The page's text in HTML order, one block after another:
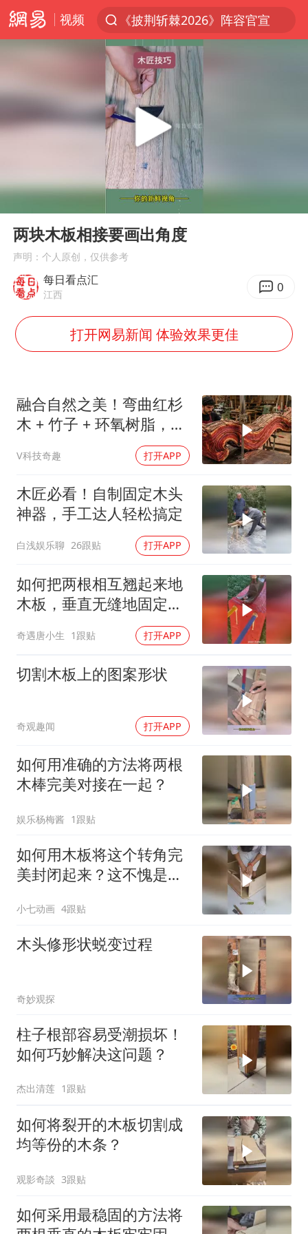
视频
《披荆斩棘2026》阵容官宣
杭州机场已取消航班388架次
白海豚北上或致京津冀暴雨
美将每月供乌爱国者拦截导弹
10余省份将出现强风雨 局地特大暴雨
新疆一婚礼线上邀请引热议
构建更高水平的全民健身公共服务体系
韩军前线部队连曝丑闻
云南一男子胃中取出180颗铁钉
奋力开创中国式现代化建设新局面
Play
00:00
两块木板相接要画出角度
声明：个人原创，仅供参考
每日看点汇
江西 0
打开网易新闻 体验效果更佳
融合自然之美！弯曲红杉
木 + 竹子 + 环氧树脂，
DIY自制桌子惊艳全场
V科技奇趣 打开APP
木匠必看！自制固定木头
神器，手工达人轻松搞定
白浅娱乐聊 26跟贴 打开APP
如何把两根相互翘起来地
木板，垂直无缝地固定在
奇遇唐小生 1跟贴 打开APP
切割木板上的图案形状
奇观趣闻 打开APP
如何用准确的方法将两根
木棒完美对接在一起？
娱乐杨梅酱 1跟贴
如何用木板将这个转角完
美封闭起来？这不愧是老
小七动画 4跟贴
木头修形状蜕变过程
奇妙观探
柱子根部容易受潮损坏！
如何巧妙解决这问题？
杰出清莲 1跟贴
如何将裂开的木板切割成
均等份的木条？
观影奇談 3跟贴
如何采用最稳固的方法将